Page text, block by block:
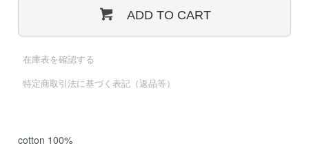
ADD TO CART
在庫表を確認する
特定商取引法に基づく表記（返品等）
cotton 100%